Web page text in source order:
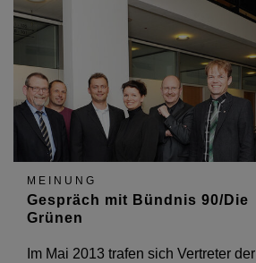
MEINUNG
Gespräch mit Bündnis 90/Die
Grünen
Im Mai 2013 trafen sich Vertreter der